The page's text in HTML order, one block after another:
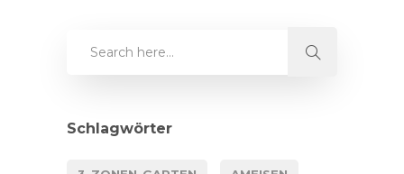
Schlagwörter